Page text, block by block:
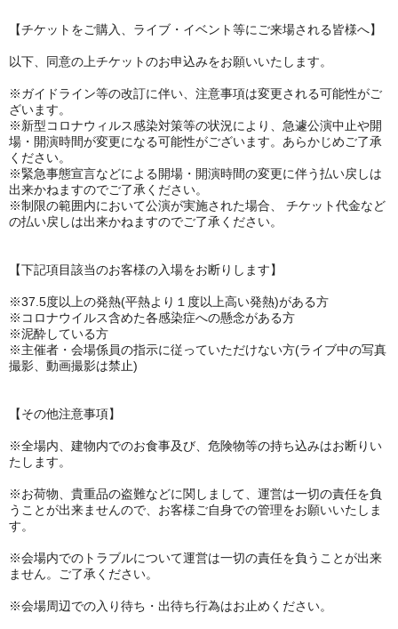
【チケットをご購入、ライブ・イベント等にご来場される皆様へ】
以下、同意の上チケットのお申込みをお願いいたします。
※ガイドライン等の改訂に伴い、注意事項は変更される可能性がご
ざいます。
※新型コロナウィルス感染対策等の状況により、急遽公演中止や開
場・開演時間が変更になる可能性がございます。あらかじめご了承
ください。
※緊急事態宣言などによる開場・開演時間の変更に伴う払い戻しは
出来かねますのでご了承ください。
※制限の範囲内において公演が実施された場合、 チケット代金など
の払い戻しは出来かねますのでご了承ください。
【下記項目該当のお客様の入場をお断りします】
※37.5度以上の発熱(平熱より１度以上高い発熱)がある方
※コロナウイルス含めた各感染症への懸念がある方
※泥酔している方
※主催者・会場係員の指示に従っていただけない方(ライブ中の写真
撮影、動画撮影は禁止)
【その他注意事項】
※全場内、建物内でのお食事及び、危険物等の持ち込みはお断りい
たします。
※お荷物、貴重品の盗難などに関しまして、運営は一切の責任を負
うことが出来ませんので、お客様ご自身での管理をお願いいたしま
す。
※会場内でのトラブルについて運営は一切の責任を負うことが出来
ません。ご了承ください。
※会場周辺での入り待ち・出待ち行為はお止めください。